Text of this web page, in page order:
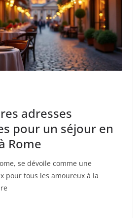
adresses
pour un séjour en
Rome
se dévoile comme une
pour tous les amoureux à la